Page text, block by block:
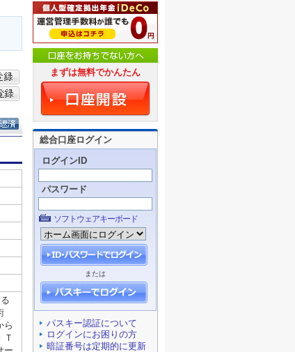
まずは無料でかんたん
総合口座ログイン
ログインID
パスワード
ソフトウェアキーボード
または
パスキー認証について
ログインにお困りの方
暗証番号は定期的に更新